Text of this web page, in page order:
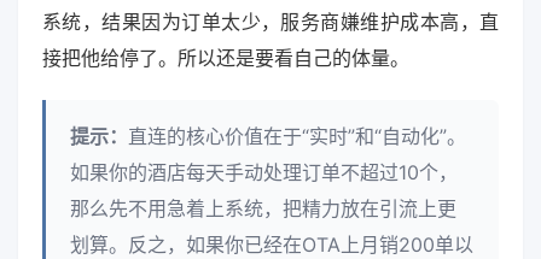
系统，结果因为订单太少，服务商嫌维护成本高，直
接把他给停了。所以还是要看自己的体量。
提示： 直连的核心价值在于“实时”和“自动化”。
如果你的酒店每天手动处理订单不超过10个，
那么先不用急着上系统，把精力放在引流上更
划算。反之，如果你已经在OTA上月销200单以